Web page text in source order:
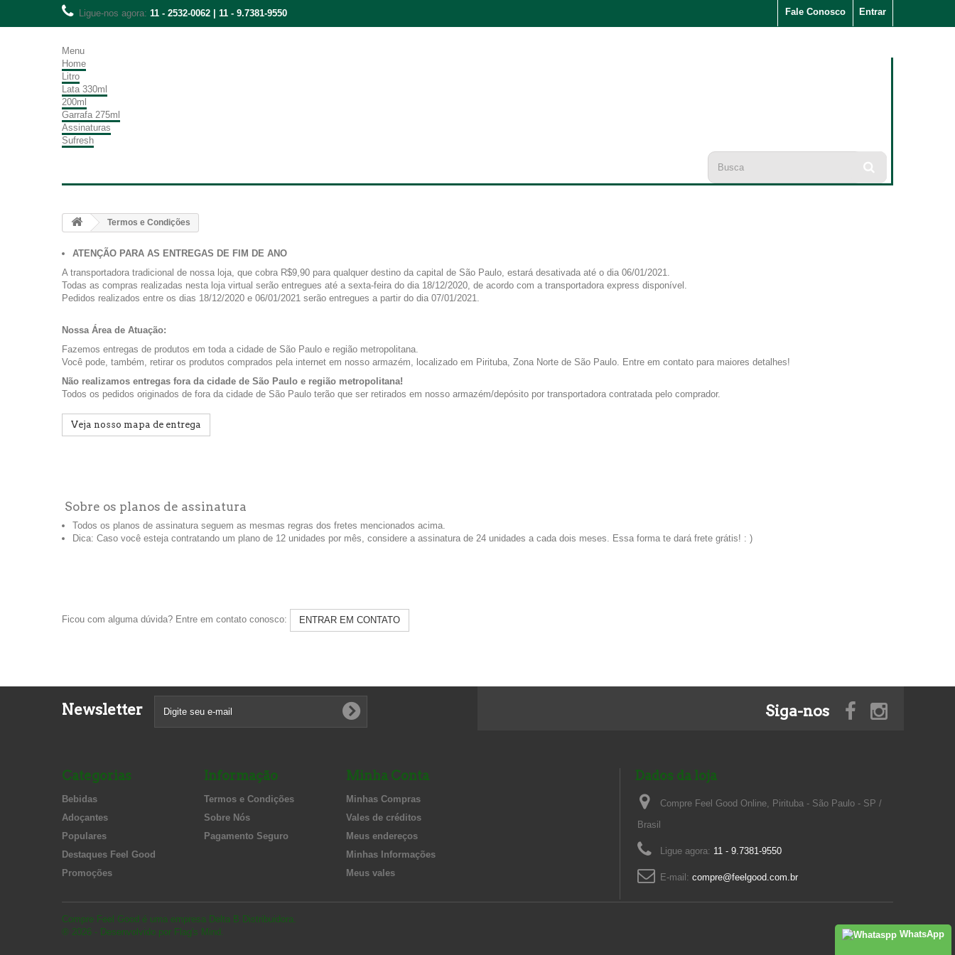
Entrar
Fale Conosco
Ligue-nos agora: 11 - 2532-0062 | 11 - 9.7381-9550
Menu
Home
Litro
Lata 330ml
200ml
Garrafa 275ml
Assinaturas
Sufresh
Termos e Condições
ATENÇÃO PARA AS ENTREGAS DE FIM DE ANO
A transportadora tradicional de nossa loja, que cobra R$9,90 para qualquer destino da capital de São Paulo, estará desativada até o dia 06/01/2021.
Todas as compras realizadas nesta loja virtual serão entregues até a sexta-feira do dia 18/12/2020, de acordo com a transportadora express disponível.
Pedidos realizados entre os dias 18/12/2020 e 06/01/2021 serão entregues a partir do dia 07/01/2021.
Nossa Área de Atuação:
Fazemos entregas de produtos em toda a cidade de São Paulo e região metropolitana.
Você pode, também, retirar os produtos comprados pela internet em nosso armazém, localizado em Pirituba, Zona Norte de São Paulo. Entre em contato para maiores detalhes!
Não realizamos entregas fora da cidade de São Paulo e região metropolitana!
Todos os pedidos originados de fora da cidade de São Paulo terão que ser retirados em nosso armazém/depósito por transportadora contratada pelo comprador.
Veja nosso mapa de entrega
Sobre os planos de assinatura
Todos os planos de assinatura seguem as mesmas regras dos fretes mencionados acima.
Dica: Caso você esteja contratando um plano de 12 unidades por mês, considere a assinatura de 24 unidades a cada dois meses. Essa forma te dará frete grátis! : )
Ficou com alguma dúvida? Entre em contato conosco: ENTRAR EM CONTATO
Newsletter Siga-nos
Categorias
Bebidas
Adoçantes
Populares
Destaques Feel Good
Promoções
Informação
Termos e Condições
Sobre Nós
Pagamento Seguro
Compre Feel Good é uma empresa Delta B Distribuidora.
® 2026 - Desenvolvido por Flag's Mind.
Minha Conta
Minhas Compras
Vales de créditos
Meus endereços
Minhas Informações
Meus vales
Dados da loja
Compre Feel Good Online, Pirituba - São Paulo - SP /
Brasil
Ligue agora: 11 - 9.7381-9550
E-mail: compre@feelgood.com.br
WhatsApp